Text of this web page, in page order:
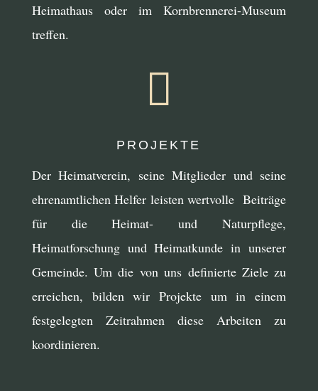
Heimathaus oder im Kornbrennerei-Museum
treffen.

PROJEKTE
Der Heimatverein, seine Mitglieder und seine
ehrenamtlichen Helfer leisten wertvolle Beiträge
für die Heimat- und Naturpflege,
Heimatforschung und Heimatkunde in unserer
Gemeinde. Um die von uns definierte Ziele zu
erreichen, bilden wir Projekte um in einem
festgelegten Zeitrahmen diese Arbeiten zu
koordinieren.